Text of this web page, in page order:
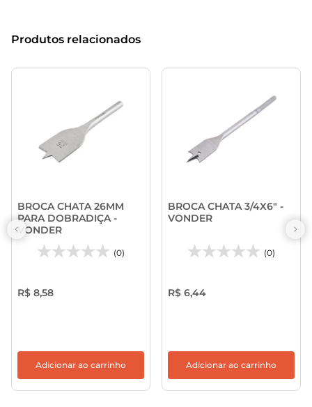
Produtos relacionados
BROCA CHATA 26MM
PARA DOBRADIÇA -
VONDER
(0)
R$ 8,58
Adicionar ao carrinho
BROCA CHATA 3/4X6" -
VONDER
(0)
R$ 6,44
Adicionar ao carrinho